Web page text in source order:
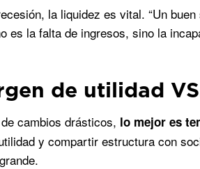
la liquidez es vital. “Un
es la falta de ingresos, sino la
de utilidad
cambios drásticos, lo mejor es
y compartir estructura con